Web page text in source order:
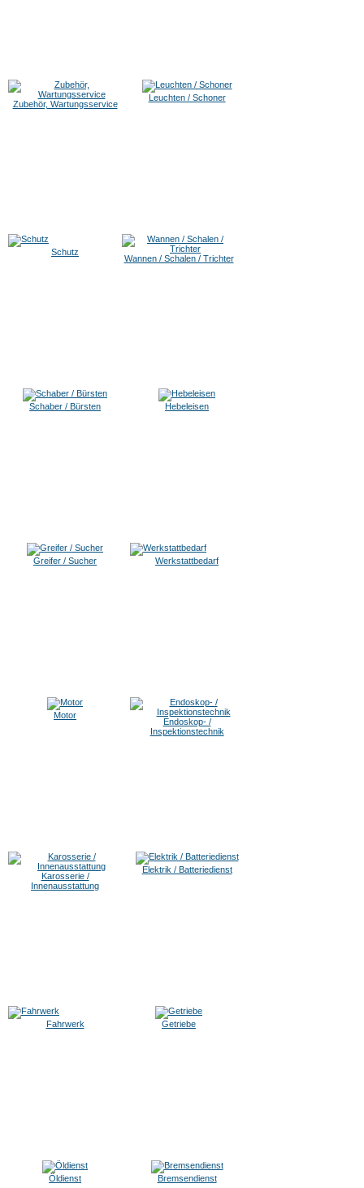
Zubehör, Wartungsservice
Leuchten / Schoner
Schutz
Wannen / Schalen / Trichter
Schaber / Bürsten Hebeleisen
Greifer / Sucher Werkstattbedarf
Motor
Endoskop- /
Inspektionstechnik
Karosserie /
Innenausstattung
Elektrik / Batteriedienst
Fahrwerk Getriebe
Öldienst Bremsendienst